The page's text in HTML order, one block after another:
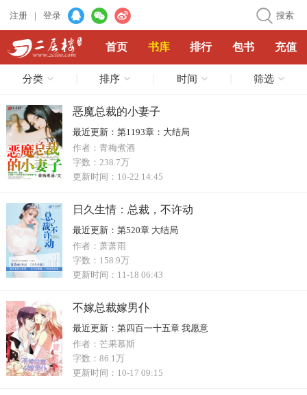
注册 | 登录 搜索
首页 书库 排行 包书 充值
分类 排序 时间 筛选
恶魔总裁的小妻子
最近更新： 第1193章：大结局
作者： 青梅煮酒
字数： 238.7万
更新时间： 10-22 14:45
日久生情：总裁，不许动
最近更新：
第520章 大结局
作者： 萧萧雨
字数： 158.9万
更新时间： 11-18 06:43
不嫁总裁嫁男仆
最近更新： 第四百一十五章 我愿意
作者： 芒果慕斯
字数： 86.1万
更新时间： 10-17 09:15